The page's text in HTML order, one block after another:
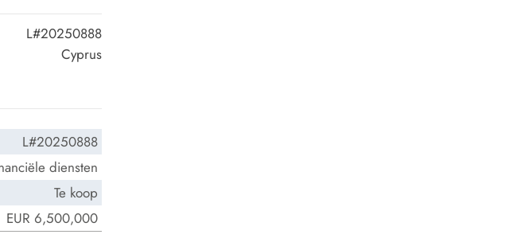
L#20250888
Cyprus
L#20250888
diensten
Te koop
EUR 6,500,000